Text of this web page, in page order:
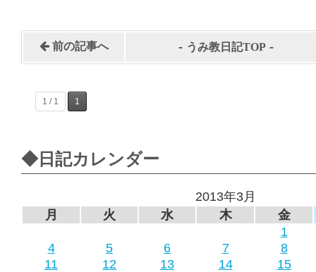
前の記事へ - うみ教日記TOP -
1 / 1 1
◆日記カレンダー
2013年3月
月
火 水 木
金
1
4
5 6 7
8
11
12 13 14
15